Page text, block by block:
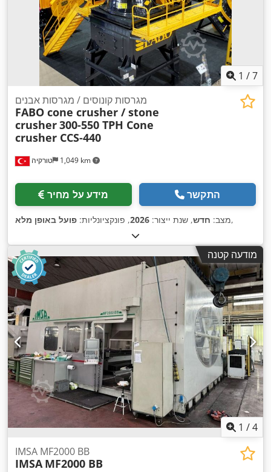
1 /7
טורקיה 1,049 km
מגרסות קונוסים / מגרסות אבנים
FABO cone crusher / stone
crusher300-550 TPH Cone
crusher CCS-440
מידע על מחיר התקשר
מצב: חדש, שנת ייצור: 2026, פונקציונליות: פועל באופן מלא ,
מודעה קטנה
1 /4
IMSA MF2000 BB
IMSA MF2000 BB